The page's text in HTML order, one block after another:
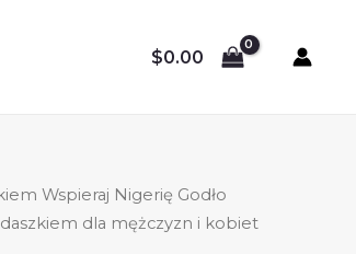
$0.00
Wspieraj Nigerię Godło
dla mężczyzn i kobiet